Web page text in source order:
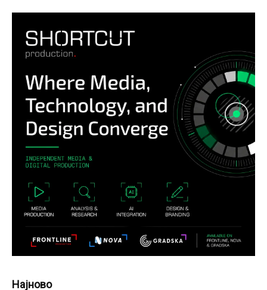
Најново